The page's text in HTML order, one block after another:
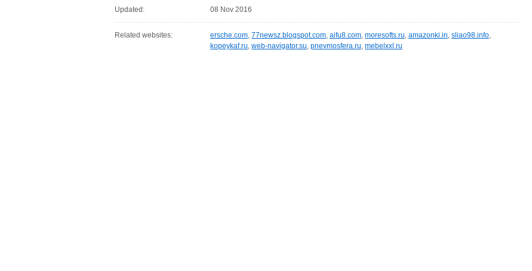
Updated: 08 Nov 2016
Related websites: ersche.com, 77newsz.blogspot.com, aifu8.com, moresofts.ru, amazonki.in, sliao98.info,
kopeykaf.ru, web-navigator.su, pnevmosfera.ru, mebelxxl.ru